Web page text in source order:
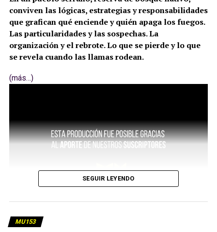
conviven las lógicas, estrategias y responsabilidades
que grafican qué enciende y quién apaga los fuegos.
Las particularidades y las sospechas. La
organización y el rebrote. Lo que se pierde y lo que
se revela cuando las llamas rodean.
(más…)
SEGUIR LEYENDO
MU153